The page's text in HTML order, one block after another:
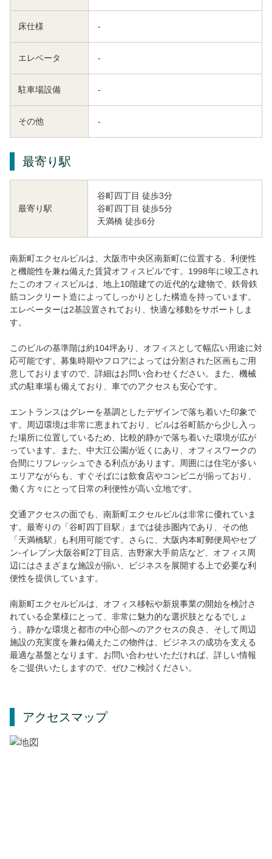
床仕様 -
エレベータ -
駐車場設備 -
その他 -
最寄り駅
最寄り駅
谷町四丁目 徒歩3分
谷町四丁目 徒歩5分
天満橋 徒歩6分
南新町エクセルビルは、大阪市中央区南新町に位置する、利便性
と機能性を兼ね備えた賃貸オフィスビルです。1998年に竣工され
たこのオフィスビルは、地上10階建ての近代的な建物で、鉄骨鉄
筋コンクリート造によってしっかりとした構造を持っています。
エレベーターは2基設置されており、快適な移動をサポートしま
す。
このビルの基準階は約104坪あり、オフィスとして幅広い用途に対
応可能です。募集時期やフロアによっては分割された区画もご用
意しておりますので、詳細はお問い合わせください。また、機械
式の駐車場も備えており、車でのアクセスも安心です。
エントランスはグレーを基調としたデザインで落ち着いた印象で
す。周辺環境は非常に恵まれており、ビルは谷町筋から少し入っ
た場所に位置しているため、比較的静かで落ち着いた環境が広が
っています。また、中大江公園が近くにあり、オフィスワークの
合間にリフレッシュできる利点があります。周囲には住宅が多い
エリアながらも、すぐそばには飲食店やコンビニが揃っており、
働く方々にとって日常の利便性が高い立地です。
交通アクセスの面でも、南新町エクセルビルは非常に優れていま
す。最寄りの「谷町四丁目駅」までは徒歩圏内であり、その他
「天満橋駅」も利用可能です。さらに、大阪内本町郵便局やセブ
ン-イレブン大阪谷町2丁目店、吉野家大手前店など、オフィス周
辺にはさまざまな施設が揃い、ビジネスを展開する上で必要な利
便性を提供しています。
南新町エクセルビルは、オフィス移転や新規事業の開始を検討さ
れている企業様にとって、非常に魅力的な選択肢となるでしょ
う。静かな環境と都市の中心部へのアクセスの良さ、そして周辺
施設の充実度を兼ね備えたこの物件は、ビジネスの成功を支える
最適な基盤となります。お問い合わせいただければ、詳しい情報
をご提供いたしますので、ぜひご検討ください。
アクセスマップ